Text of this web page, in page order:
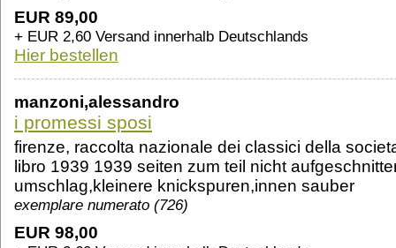
EUR 89,00
+ EUR 2,60 Versand innerhalb Deutschlands
Hier bestellen
manzoni,alessandro
i promessi sposi
firenze, raccolta nazionale dei classici della
libro 1939 1939 seiten zum teil nicht
umschlag,kleinere knickspuren,innen sauber
exemplare numerato (726)
EUR 98,00